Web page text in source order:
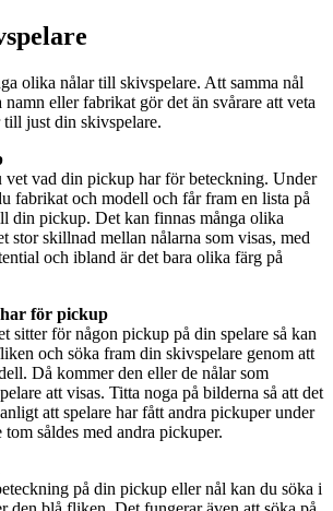
olika nålar till skivspelare. Att samma nål
eller fabrikat gör det än svårare att veta
just din skivspelare.
vet vad din pickup har för beteckning. Under
fabrikat och modell och får fram en lista på
din pickup. Det kan finnas många olika
stor skillnad mellan nålarna som visas, med
och ibland är det bara olika färg på
för pickup
sitter för någon pickup på din spelare så kan
och söka fram din skivspelare genom att
Då kommer den eller de nålar som
att visas. Titta noga på bilderna så att det
att spelare har fått andra pickuper under
tom såldes med andra pickuper.
på din pickup eller nål kan du söka i